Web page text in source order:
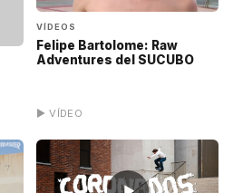
VÍDEOS
Felipe Bartolome: Raw
Adventures del SUCUBO
▶ VÍDEO